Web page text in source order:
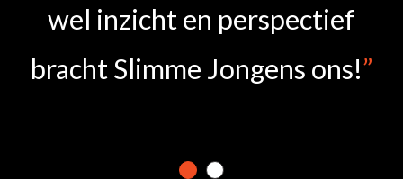
wel inzicht en perspectief
bracht Slimme Jongens ons!